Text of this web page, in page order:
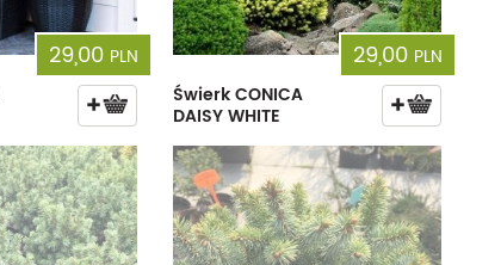
29,00 PLN
29,00 PLN
Świerk CONICA
DAISY WHITE